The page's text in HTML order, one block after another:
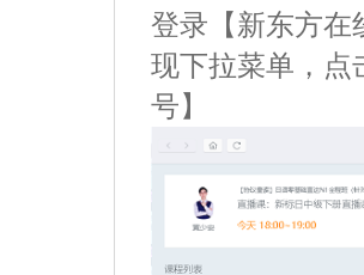
登录【新东方在
现下拉菜单，点
号】